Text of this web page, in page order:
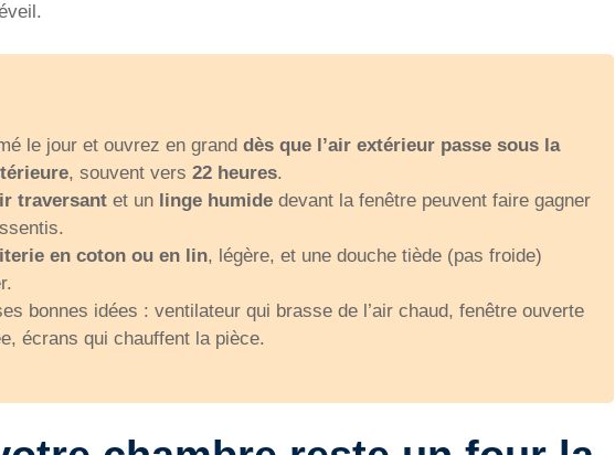
le jour et ouvrez en grand dès que l’air extérieur passe sous la
, souvent vers 22 heures.
traversant et un linge humide devant la fenêtre peuvent faire gagner
literie en coton ou en lin, légère, et une douche tiède (pas froide)
bonnes idées : ventilateur qui brasse de l’air chaud, fenêtre ouverte
écrans qui chauffent la pièce.